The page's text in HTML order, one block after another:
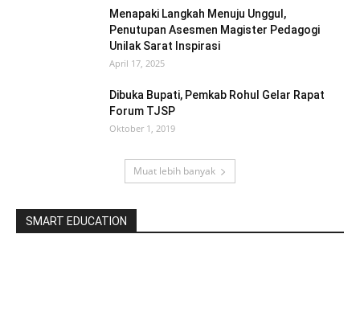
Menapaki Langkah Menuju Unggul,
Penutupan Asesmen Magister Pedagogi
Unilak Sarat Inspirasi
April 17, 2025
Dibuka Bupati, Pemkab Rohul Gelar Rapat
Forum TJSP
Oktober 1, 2019
Muat lebih banyak
SMART EDUCATION